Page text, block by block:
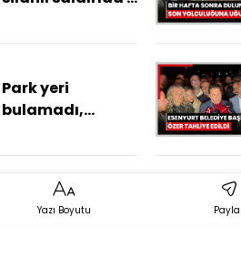
kaybetti
Park yeri
bulamadı,
düğününe
açtı: 1 ölü, 6
yaralıYazı Boyutu